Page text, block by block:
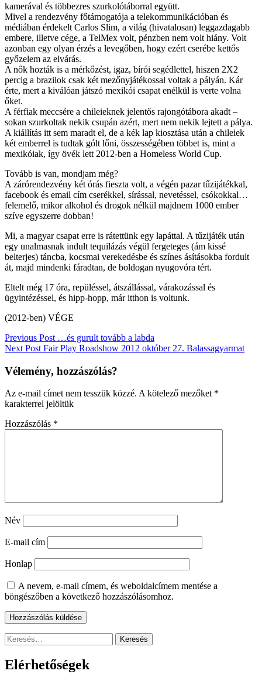
kamerával és többezres szurkolótáborral együtt.
Mivel a rendezvény főtámogatója a telekommunikációban és
médiában érdekelt Carlos Slim, a világ (hivatalosan) leggazdagabb
embere, illetve cége, a TelMex volt, pénzben nem volt hiány. Volt
azonban egy olyan érzés a levegőben, hogy ezért cserébe kettős
győzelem az elvárás.
A nők hozták is a mérkőzést, igaz, bírói segédlettel, hiszen 2X2
percig a brazilok csak két mezőnyjátékossal voltak a pályán. Kár
érte, mert a kiválóan játszó mexikói csapat enélkül is verte volna
őket.
A férfiak meccsére a chileieknek jelentős rajongótábora akadt –
sokan szurkoltak nekik csupán azért, mert nem nekik lejtett a pálya.
A kiállítás itt sem maradt el, de a kék lap kiosztása után a chileiek
két emberrel is tudtak gólt lőni, összességében többet is, mint a
mexikóiak, így övék lett 2012-ben a Homeless World Cup.
Tovább is van, mondjam még?
A zárórendezvény két órás fieszta volt, a végén pazar tűzijátékkal,
facebook és email cím cserékkel, sírással, nevetéssel, csókokkal…
felemelő, mikor alkohol és drogok nélkül majdnem 1000 ember
szíve egyszerre dobban!
Mi, a magyar csapat erre is rátettünk egy lapáttal. A tűzijáték után
egy unalmasnak indult tequilázás végül fergeteges (ám kissé
belterjes) táncba, kocsmai verekedésbe és színes ásításokba fordult
át, majd mindenki fáradtan, de boldogan nyugovóra tért.
Eltelt még 17 óra, repüléssel, átszállással, várakozással és
ügyintézéssel, és hipp-hopp, már itthon is voltunk.
(2012-ben) VÉGE
Bejegyzés
navigáció
Previous Post …és gurult tovább a labda
Next Post Fair Play Roadshow 2012 október 27. Balassagyarmat
Vélemény, hozzászólás?
Az e-mail címet nem tesszük közzé. A kötelező mezőket *
karakterrel jelöltük
Hozzászólás *
Név
E-mail cím
Honlap
A nevem, e-mail címem, és weboldalcímem mentése a
böngészőben a következő hozzászólásomhoz.
Keresés:
Elérhetőségek